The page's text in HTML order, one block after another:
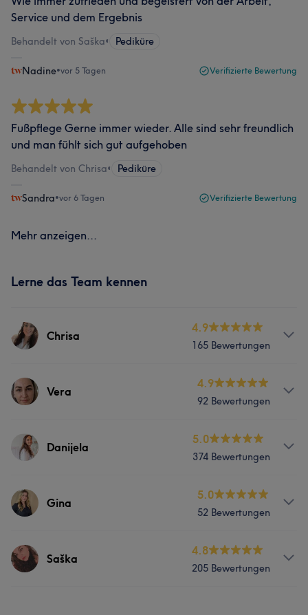
Service und dem Ergebnis
Behandelt von Saška• Pediküre
Nadine•vor 5 Tagen Verifizierte Bewertung
Fußpflege Gerne immer wieder. Alle sind sehr freundlich
und man fühlt sich gut aufgehoben
Behandelt von Chrisa• Pediküre
Sandra•vor 6 Tagen Verifizierte Bewertung
Mehr anzeigen...
Lerne das Team kennen
Chrisa
4.9
165 Bewertungen
Services
Portfolio
Vera
4.9
92 Bewertungen
Services
Was unsere Kunden über Vera sagen
Danijela
5.0
374 Bewertungen
Services
Portfolio
Gina
5.0
52 Bewertungen
Services
Saška
4.8
205 Bewertungen